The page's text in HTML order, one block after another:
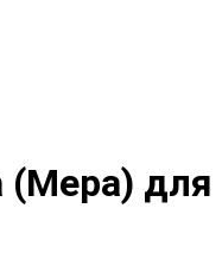
(Мера) для